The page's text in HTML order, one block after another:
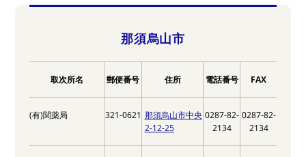
那須烏山市
取次所名 郵便番号 住所 電話番号 FAX
(有)関薬局 321-0621 那須烏山市中央
2-12-25
0287-82-
2134
0287-82-
2134